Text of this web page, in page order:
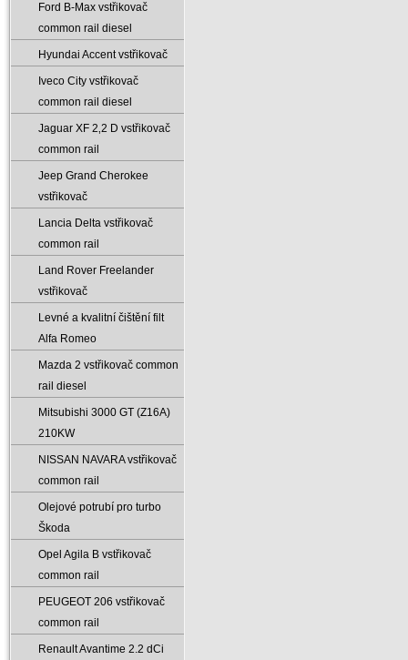
Ford B-Max vstřikovač
common rail diesel
Hyundai Accent vstřikovač
Iveco City vstřikovač
common rail diesel
Jaguar XF 2‚2 D vstřikovač
common rail
Jeep Grand Cherokee
vstřikovač
Lancia Delta vstřikovač
common rail
Land Rover Freelander
vstřikovač
Levné a kvalitní čištění filt
Alfa Romeo
Mazda 2 vstřikovač common
rail diesel
Mitsubishi 3000 GT (Z16A)
210KW
NISSAN NAVARA vstřikovač
common rail
Olejové potrubí pro turbo
Škoda
Opel Agila B vstřikovač
common rail
PEUGEOT 206 vstřikovač
common rail
Renault Avantime 2.2 dCi